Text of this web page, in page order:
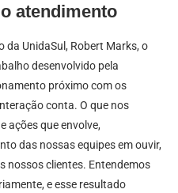
atendimento
da UnidaSul, Robert Marks, o
desenvolvido pela
próximo com os
conta. O que nos
ações que envolve,
das nossas equipes em ouvir,
nossos clientes. Entendemos
e esse resultado